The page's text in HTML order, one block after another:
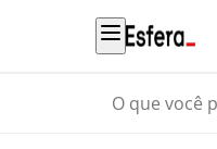
O que você